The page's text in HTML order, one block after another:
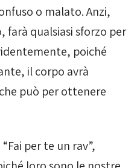
o malato. Anzi,
farà qualsiasi sforzo per
poiché
il corpo avrà
può per ottenere
per te un rav”,